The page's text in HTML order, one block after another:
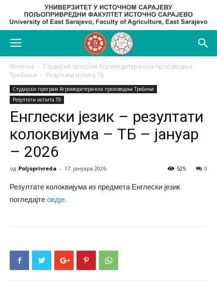
Почетна
Студијски програм Агромедитеранска производња
Требиње
Резултати испита ТБ
Студијски програм Агромедитеранска производња Требиње
Резултати испита ТБ
Енглески језик – резултати
колоквијума – ТБ – јануар
– 2026
од Poljoprivreda - 17. јануара 2026. 0
525
Резултате колоквијума из предмета Енглески језик
погледајте овдје.